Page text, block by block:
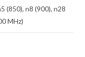
(850), n8 (900), n28
MHz)